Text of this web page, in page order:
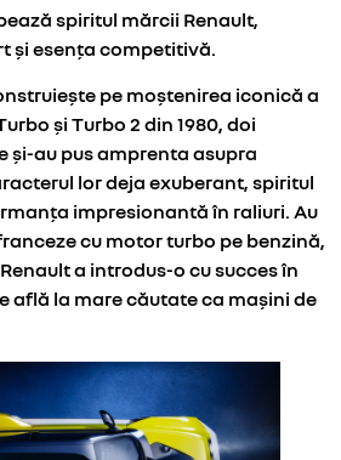
spiritul mărcii Renault,
și esența competitivă.
pe moștenirea iconică a
și Turbo 2 din 1980, doi
și-au pus amprenta asupra
lor deja exuberant, spiritul
impresionantă în raliuri. Au
cu motor turbo pe benzină,
a introdus-o cu succes în
află la mare căutate ca mașini de